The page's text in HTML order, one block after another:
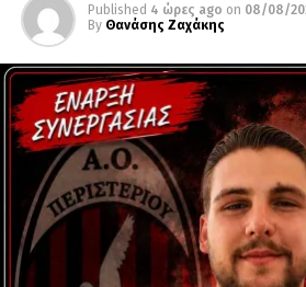
Published 4 ώρες ago on 08/08/
By Θανάσης Ζαχάκης